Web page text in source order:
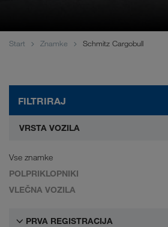
WALTER LEASING GmbH
Start Znamke Schmitz Cargobull
FILTRIRAJ
VRSTA VOZILA
Vse znamke
POLPRIKLOPNIKI
VLEČNA VOZILA
PRVA REGISTRACIJA